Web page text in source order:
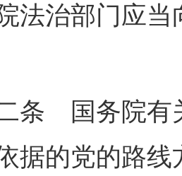
治部门应当
国务院有关
据的党的路